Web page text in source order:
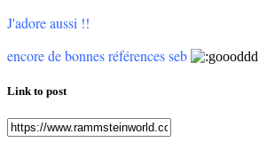
J'adore aussi !!
encore de bonnes références seb
Link to post